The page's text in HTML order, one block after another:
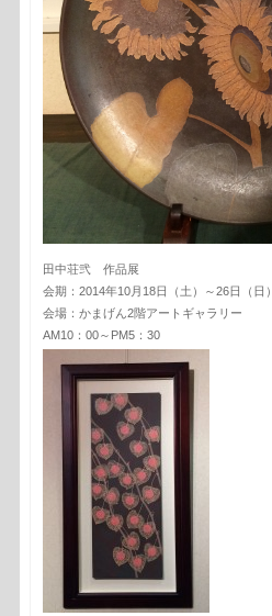
田中荘弐 作品展
会期：2014年10月18日（土）～26日（日）
会場：かまげん2階アートギャラリー
AM10：00～PM5：30